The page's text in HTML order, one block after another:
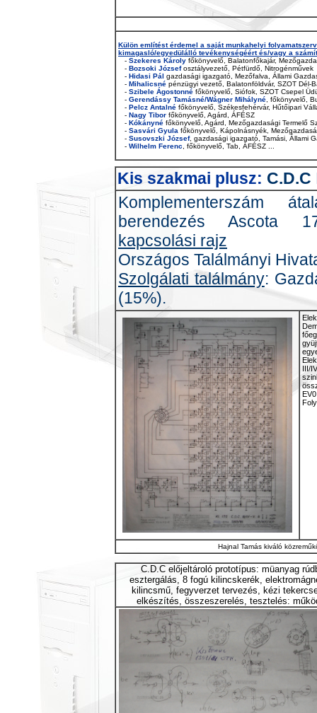
Külön említést érdemel a saját munkahelyi
kimagasló/egyedülálló tevékenységéért és/vagy a
- Szekeres Károly főkönyvelő, Balatonfőkajár,
- Bozsoki Józsefosztályvezető, Pétfürdő, Nitrogénművek
- Hidasi Pál gazdasági igazgató, Mezőfalva, Állami
- Mihalicsné pénzügyi vezető, Balatonföldvár, SZOT Dél-
- Szibele Ágostonné főkönyvelő, Siófok, SZOT Csepel
- Gerendássy Tamásné/Wágner Mihályné , főkönyvelő,
- Pelcz Antalné főkönyvelő, Székesfehérvár, Hűtőipari
- Nagy Tibor főkönyvelő, Agárd, ÁFÉSZ
- Kókányné főkönyvelő, Agárd, Mezőgazdasági Termelő
- Sasvári Gyula főkönyvelő, Kápolnásnyék,
- Susovszki József, gazdasági igazgató, Tamási, Állami
- Wilhelm Ferenc , főkönyvelő, Tab, ÁFÉSZ ...
Kis szakmai plusz: C.D.C
Komplementerszám
berendezés Ascota
kapcsolási rajz
Országos Találmányi
Szolgálati találmány:
(15%).
III/
Hajnal Tamás kiváló
C.D.C előjeltároló prototípus: müanyag
esztergálás, 8 fogú kilincskerék,
kilincsmű, fegyverzet tervezés, kézi
elkészítés, összeszerelés, tesztelés: